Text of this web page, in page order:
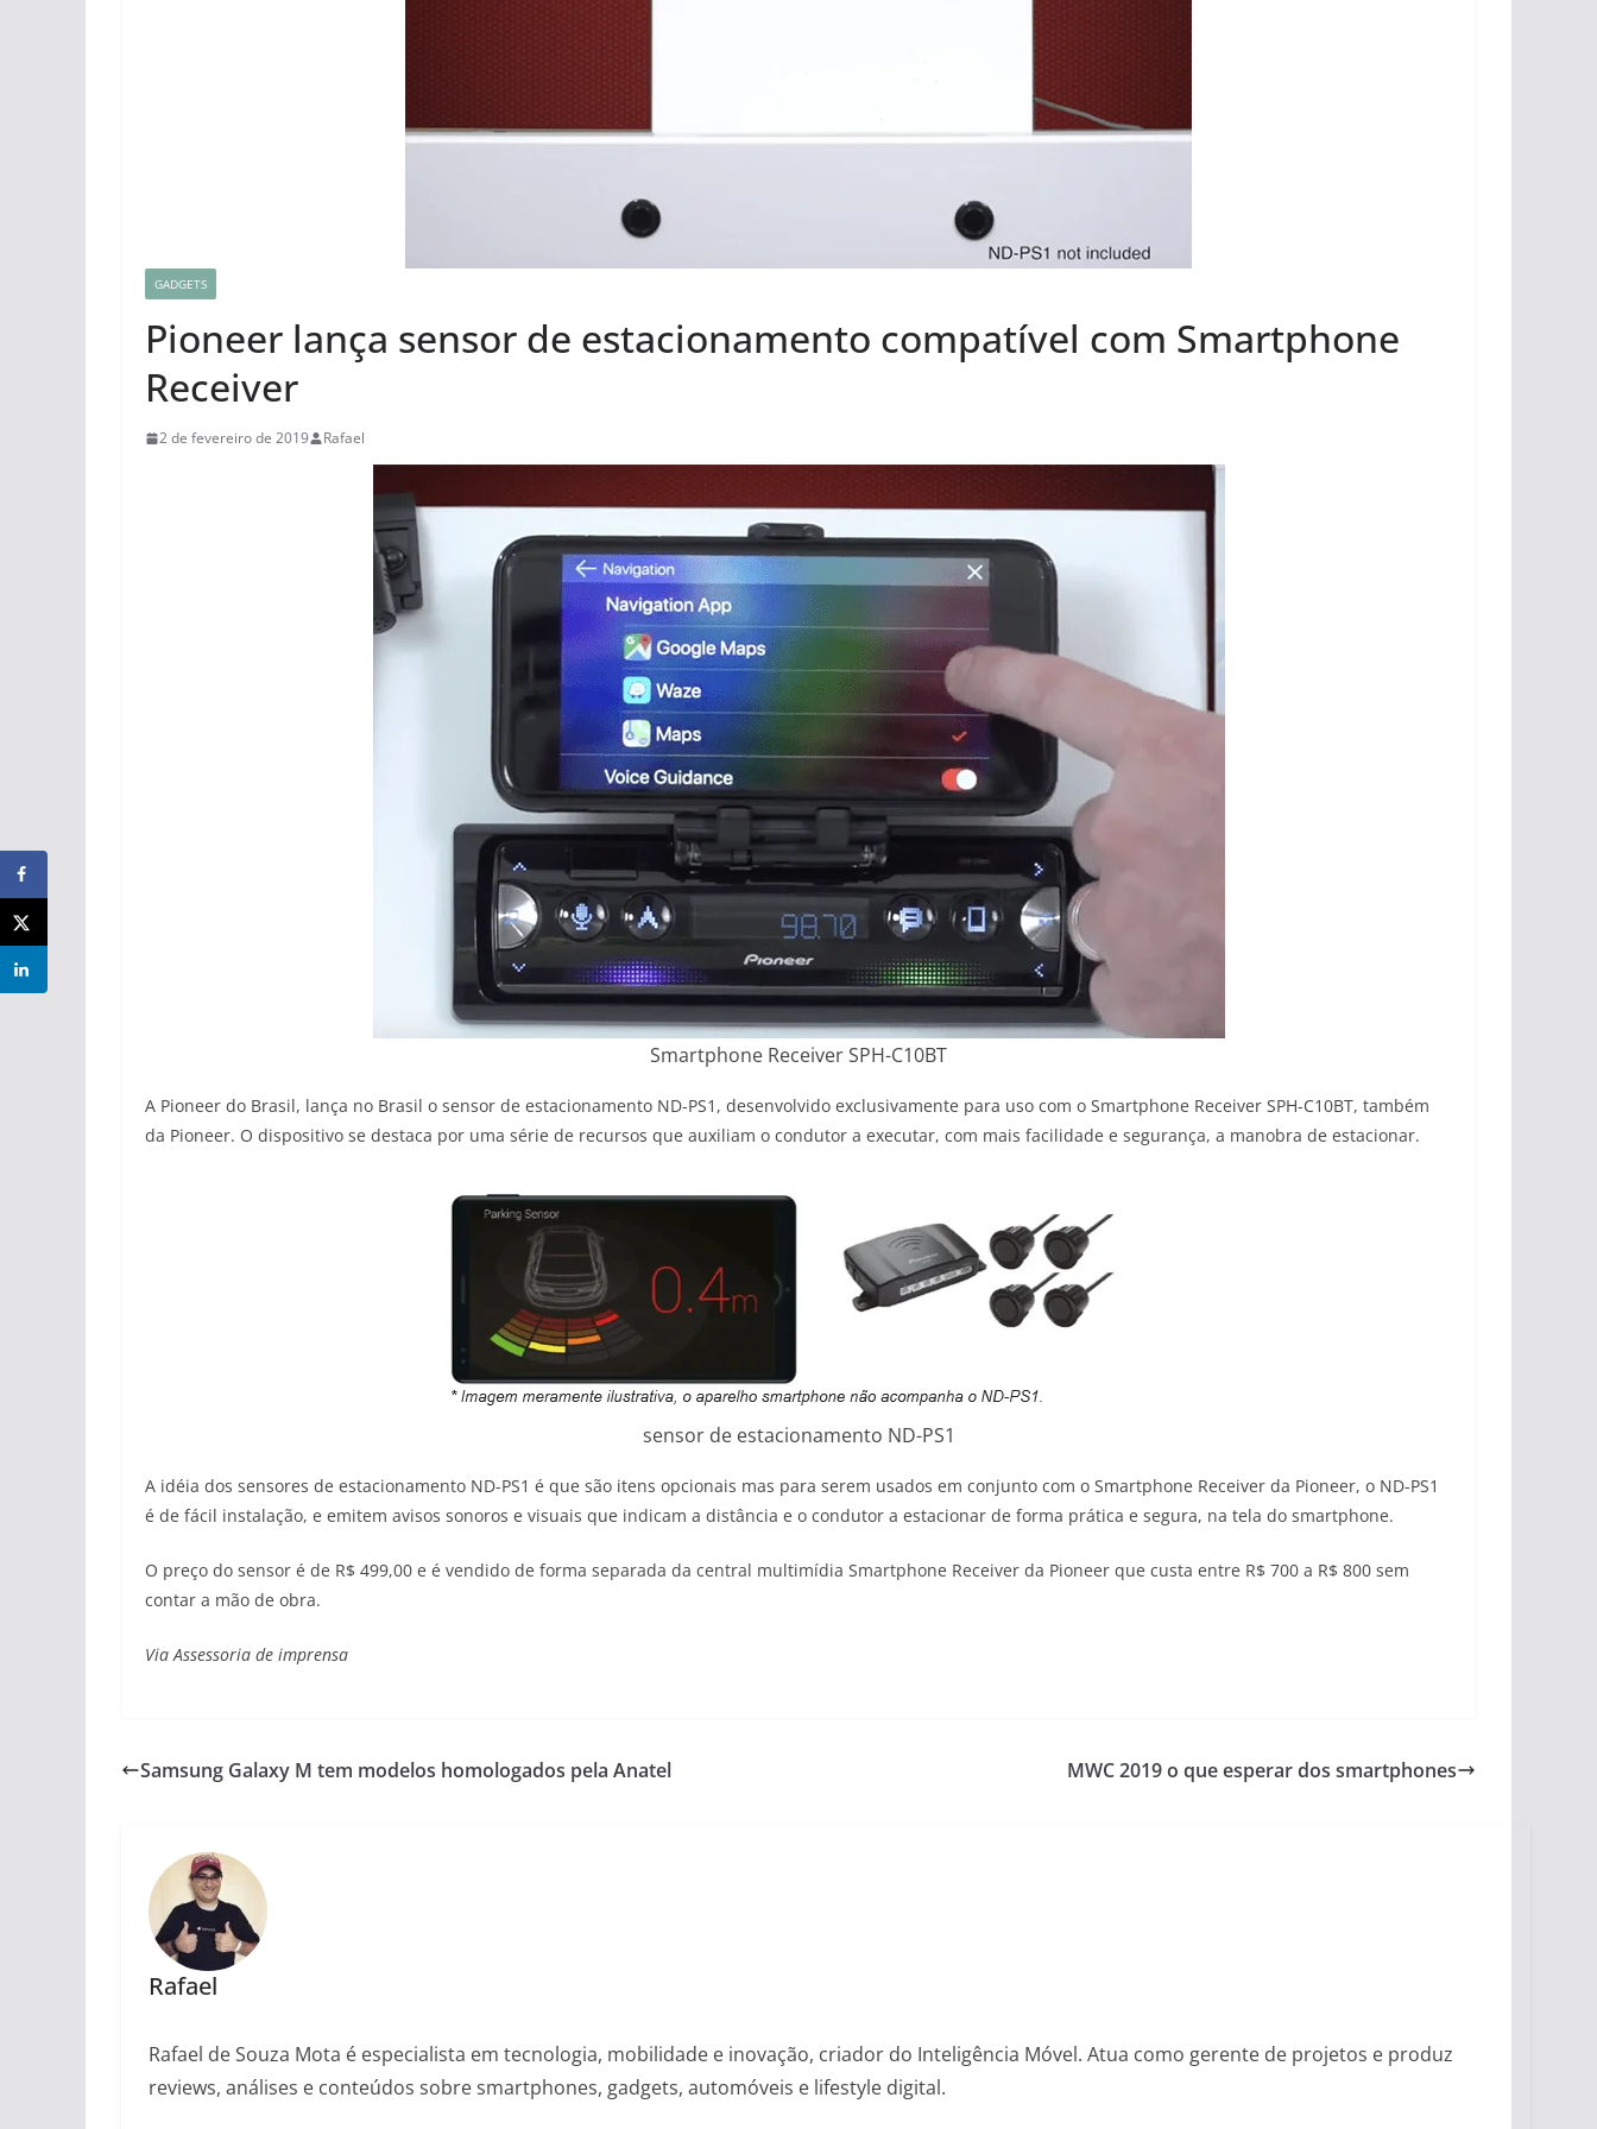
GADGETS
Pioneer lança sensor de estacionamento compatível com Smartphone
Receiver
2 de fevereiro de 2019 Rafael
Smartphone Receiver SPH-C10BT
A Pioneer do Brasil, lança no Brasil o sensor de estacionamento ND-PS1, desenvolvido exclusivamente para uso com o Smartphone Receiver SPH-C10BT, também
da Pioneer. O dispositivo se destaca por uma série de recursos que auxiliam o condutor a executar, com mais facilidade e segurança, a manobra de estacionar.
sensor de estacionamento ND-PS1
A idéia dos sensores de estacionamento ND-PS1 é que são itens opcionais mas para serem usados em conjunto com o Smartphone Receiver da Pioneer, o ND-PS1
é de fácil instalação, e emitem avisos sonoros e visuais que indicam a distância e o condutor a estacionar de forma prática e segura, na tela do smartphone.
O preço do sensor é de R$ 499,00 e é vendido de forma separada da central multimídia Smartphone Receiver da Pioneer que custa entre R$ 700 a R$ 800 sem
contar a mão de obra.
Via Assessoria de imprensa
Samsung Galaxy M tem modelos homologados pela Anatel MWC 2019 o que esperar dos smartphones
Rafael
Rafael de Souza Mota é especialista em tecnologia, mobilidade e inovação, criador do Inteligência Móvel. Atua como gerente de projetos e produz
reviews, análises e conteúdos sobre smartphones, gadgets, automóveis e lifestyle digital.